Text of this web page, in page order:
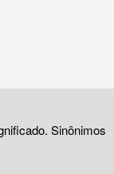
Sinônimos